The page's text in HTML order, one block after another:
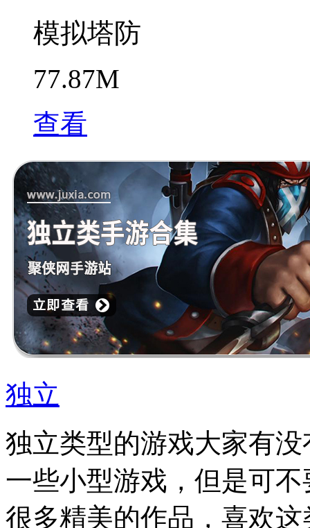
模拟塔防
77.87M
查看
独立
独立类型的游戏大家有
一些小型游戏，但是可
很多精美的作品，喜欢